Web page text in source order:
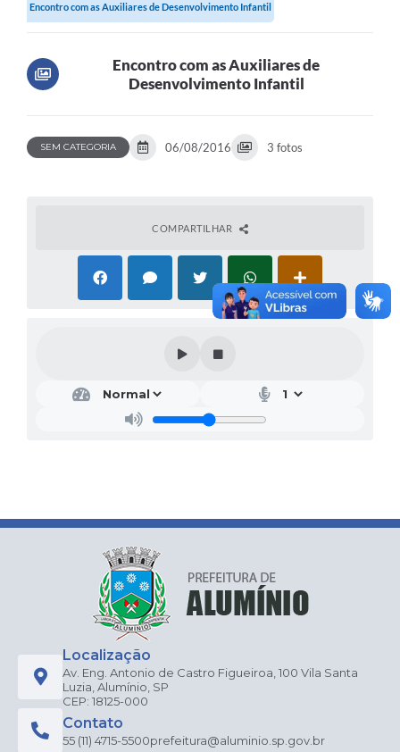
Encontro com as Auxiliares de Desenvolvimento Infantil
Encontro com as Auxiliares de
Desenvolvimento Infantil
SEM CATEGORIA 06/08/2016 3 fotos
COMPARTILHAR
Localização
Av. Eng. Antonio de Castro Figueiroa, 100 Vila Santa
Luzia, Alumínio, SP
CEP: 18125-000
Contato
55 (11) 4715-5500prefeitura@aluminio.sp.gov.br